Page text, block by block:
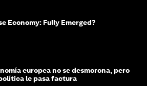
Economy: Fully Emerged?
europea no se desmorona, pero
le pasa factura